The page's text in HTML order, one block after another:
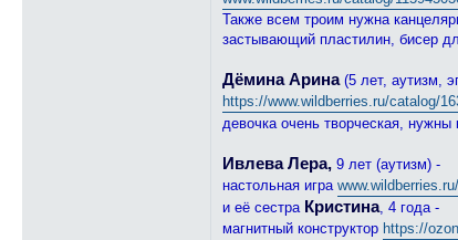
Также всем троим нужна
застывающий пластилин, бисер
Дёмина Арина(5 лет, аутизм,
https://www.wildberries.ru/catalog/
девочка очень творческая,
Ивлева Лера, 9 лет (аутизм) -
настольная игра
и её сестра Кристина, 4 года -
магнитный конструктор https://